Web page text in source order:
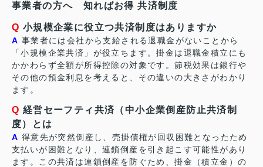
事業者の方へ 知ればお得 共済制度
Q 小規模企業に役立つ共済制度はありますか
A 事業者には会社から支給される退職金がないことから
「小規模企業共済」が役立ちます。掛金は退職金積立にも
かかわらず全額が所得控除の対象です。節税効果は銀行や
その他の預金利息を考えると、その違いの大きさがわかり
ます。
Q 経営セーフティ共済（中小企業倒産防止共済制
度）とは
A 得意先が突然倒産し、売掛債権が回収困難となったため
支払いが困難となり、連鎖倒産を引き起こす可能性があり
ます。この共済は連鎖倒産を防ぐため、掛金（積立金）の